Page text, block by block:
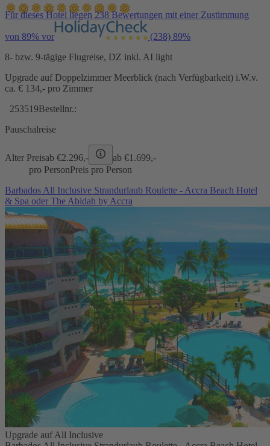
Für dieses Hotel liegen 238 Bewertungen mit einer Zustimmung
von 89% vor (238) 89%
8- bzw. 9-tägige Flugreise, DZ inkl. AI light
Upgrade auf Doppelzimmer Meerblick (nach Verfügbarkeit) i.W.v.
ca. € 134,- pro Zimmer
253519Bestellnr.:
Pauschalreise
Alter Preisab €2.296,- ab €1.699,-
pro PersonPreis pro Person
Barbados All Inclusive Strandurlaub Roulette - Accra Beach Hotel
& Spa oder The Abidah by Accra
Upgrade auf All Inclusive